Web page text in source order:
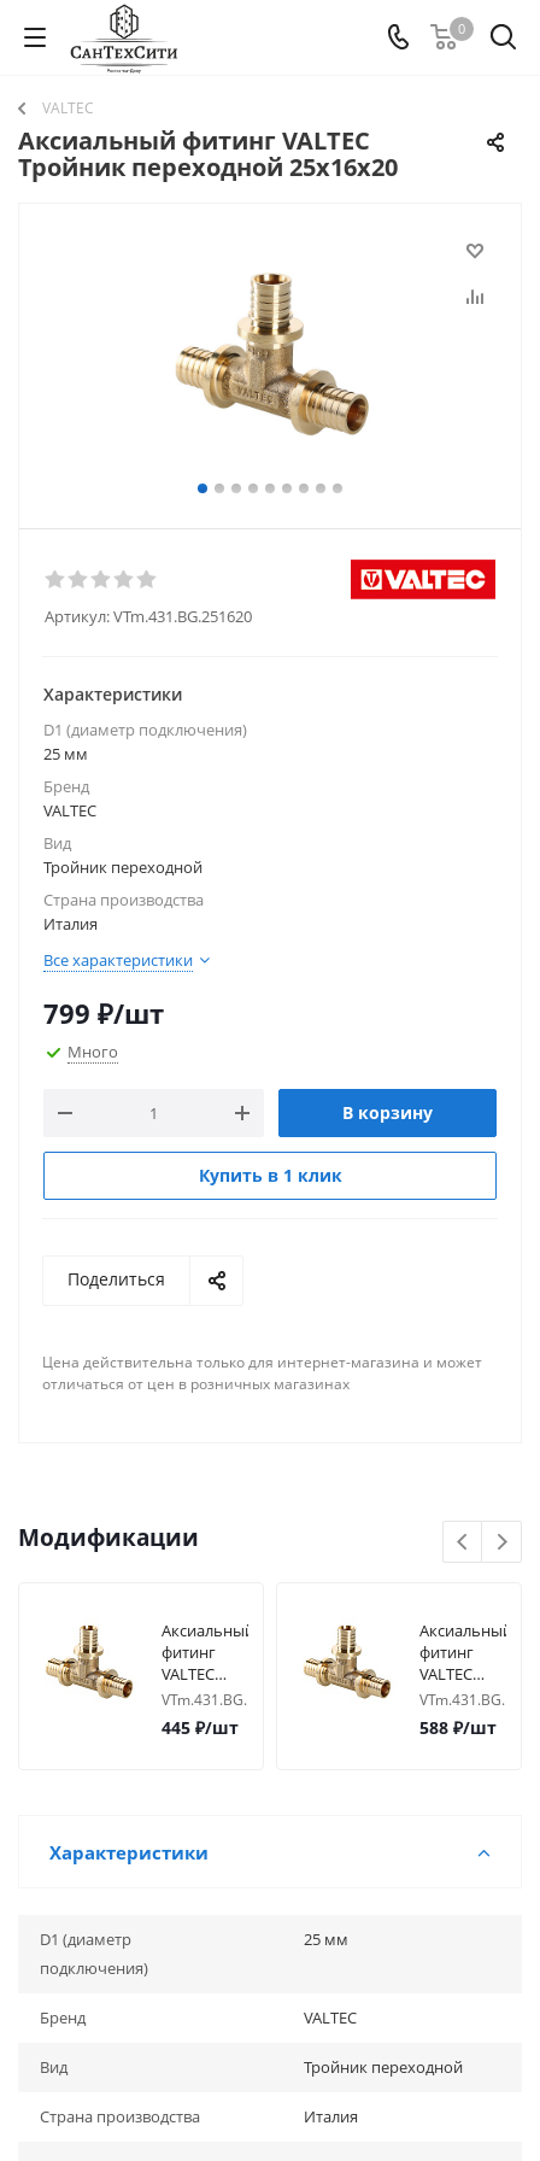
0
VALTEC
Аксиальный фитинг VALTEC
Тройник переходной 25х16х20
Артикул:VTm.431.BG.251620
Характеристики
D1 (диаметр подключения)
25 мм
Бренд
VALTEC
Вид
Тройник переходной
Страна производства
Италия
Все характеристики
799 ₽/шт
Много
В корзину
Купить в 1 клик
Поделиться
Цена действительна только для интернет-магазина и может
отличаться от цен в розничных магазинах
Модификации
Аксиальный
фитинг
VALTEC
Тройник
16х16х16
VTm.431.BG.161616
445 ₽/шт
Аксиальный
фитинг
VALTEC
Тройник
переходной
16х20х16
588 ₽/шт
Характеристики
D1 (диаметр
подключения)
25 мм
Бренд VALTEC
Вид Тройник переходной
Страна производства Италия